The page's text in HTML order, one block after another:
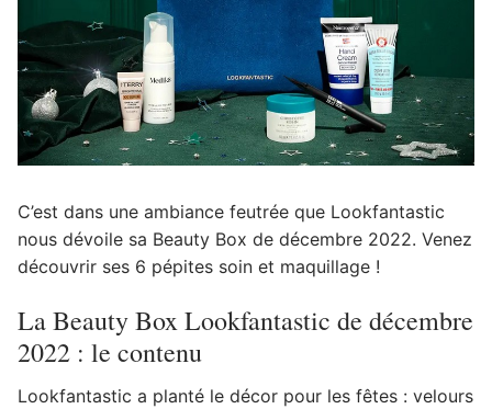
C’est dans une ambiance feutrée que Lookfantastic
nous dévoile sa Beauty Box de décembre 2022. Venez
découvrir ses 6 pépites soin et maquillage !
La Beauty Box Lookfantastic de décembre
2022 : le contenu
Lookfantastic a planté le décor pour les fêtes : velours